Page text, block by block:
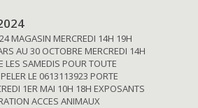
MAGASIN MERCREDI 14H 19H
AU 30 OCTOBRE MERCREDI 14H
LES SAMEDIS POUR TOUTE
LE 0613113923 PORTE
1ER MAI 10H 18H EXPOSANTS
ACCES ANIMAUX